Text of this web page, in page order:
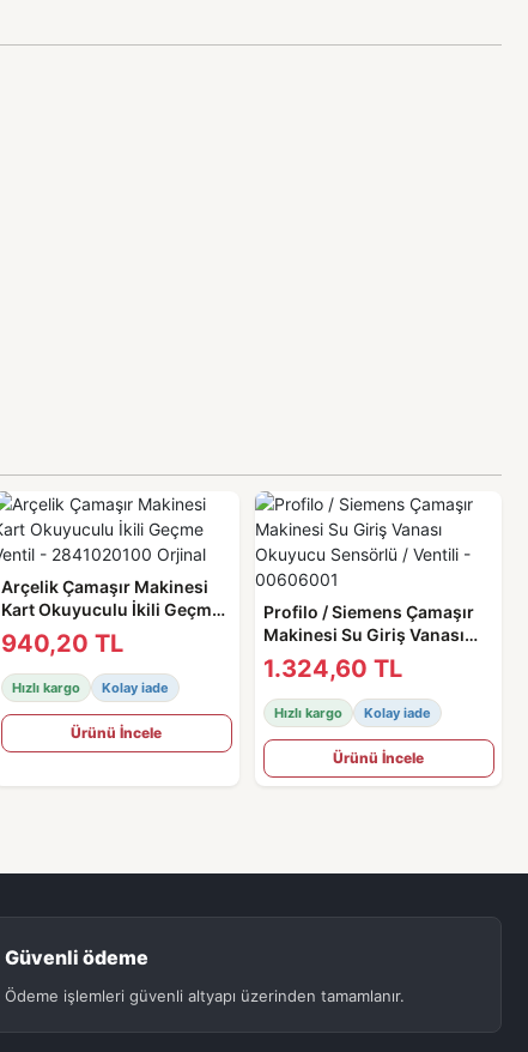
Arçelik Çamaşır Makinesi
Kart Okuyuculu İkili Geçme
Ventil - 2841020100 Orjinal
940,20 TL
Hızlı kargo Kolay iade
Ürünü İncele
Profilo / Siemens Çamaşır
Makinesi Su Giriş Vanası
Okuyucu Sensörlü / Ventili -
00606001
1.324,60 TL
Hızlı kargo Kolay iade
Ürünü İncele
Güvenli ödeme
Ödeme işlemleri güvenli altyapı üzerinden tamamlanır.